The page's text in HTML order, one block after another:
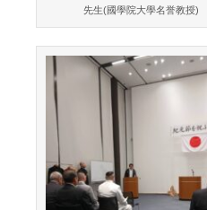
先生(國學院大學名誉教授)